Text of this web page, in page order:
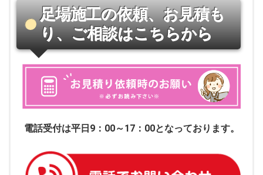
足場施工の依頼、お見積も
り、ご相談はこちらから
電話受付は平日9：00～17：00となっております。